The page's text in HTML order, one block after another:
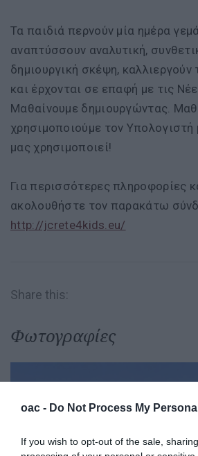
oac - Do Not Process My
If you wish to opt-out of the sale,
Τα παιδιά περνούν μία ημέρα
αναπτύσσουν αναλυτική,
δημιουργική σκέψη, καλλιεργούν
και έρχονται σε επαφή με τις
Μαθαίνουμε δημιουργώντας.
χρησιμοποιούμε τον Υπολογιστή
μας χρησιμοποιεί!
Για περισσότερες πληροφορίες
ακολουθήστε τον παρακάτω
http://jcrete4kids.eu/
Share this:
Φωτογραφίες